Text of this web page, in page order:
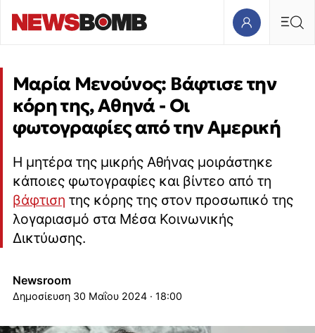
Μαρία Μενούνος: Βάφτισε την
κόρη της, Αθηνά - Οι
φωτογραφίες από την Αμερική
Η μητέρα της μικρής Αθήνας μοιράστηκε
κάποιες φωτογραφίες και βίντεο από τη
βάφτιση της κόρης της στον προσωπικό της
λογαριασμό στα Μέσα Κοινωνικής
Δικτύωσης.
Newsroom
30 Μαΐου 2024 · 18:00